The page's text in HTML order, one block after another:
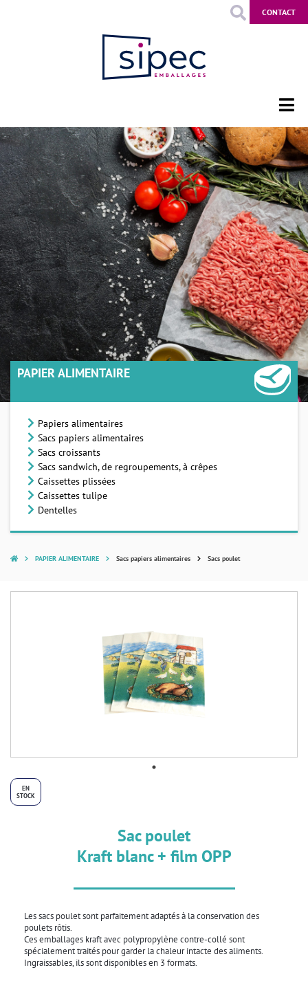
CONTACT
PAPIER ALIMENTAIRE
Papiers alimentaires
Sacs papiers alimentaires
Sacs croissants
Sacs sandwich, de regroupements, à crêpes
Caissettes plissées
Caissettes tulipe
Dentelles
PAPIER ALIMENTAIRE Sacs papiers alimentaires Sacs poulet
EN
STOCK
Sac poulet
Kraft blanc + film OPP
Les sacs poulet sont parfaitement adaptés à la conservation des
poulets rôtis.
Ces emballages kraft avec polypropylène contre-collé sont
spécialement traités pour garder la chaleur intacte des aliments.
Ingraissables, ils sont disponibles en 3 formats.